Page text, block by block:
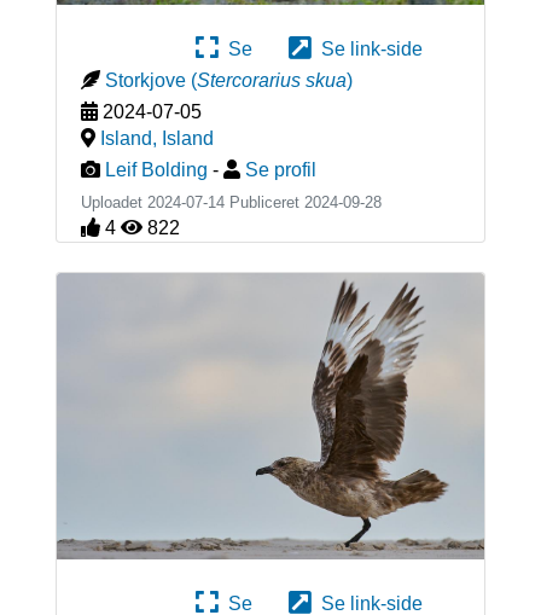
Se
Se link-side
Storkjove (Stercorarius skua)
2024-07-05
Island, Island
Leif Bolding - Se profil
Uploadet 2024-07-14 Publiceret 2024-09-28
4 822
Se
Se link-side